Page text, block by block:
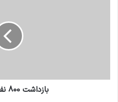
بازداشت 800 نفر در ترکیه